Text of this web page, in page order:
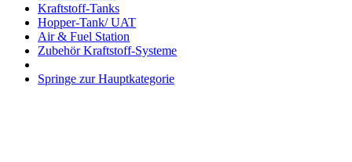
Kraftstoff-Tanks
Hopper-Tank/ UAT
Air & Fuel Station
Zubehör Kraftstoff-Systeme
Springe zur Hauptkategorie